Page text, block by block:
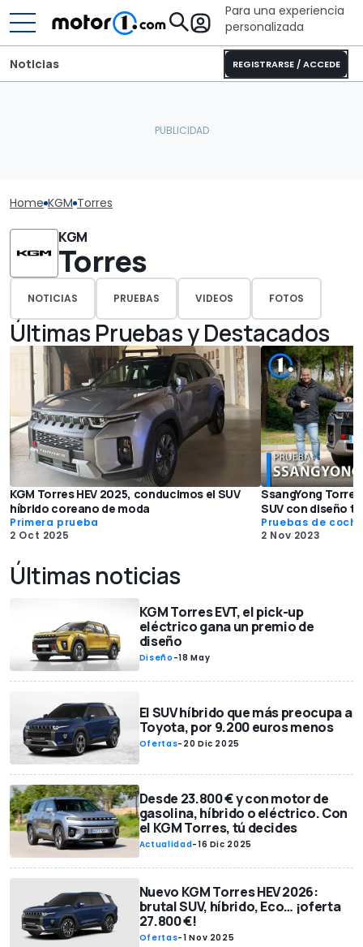
Para una experiencia
personalizada
REGISTRARSE / ACCEDE
Noticias
Home KGM Torres
KGM
Torres
NOTICIAS PRUEBAS VIDEOS FOTOS
Últimas Pruebas y Destacados
KGM Torres HEV 2025, conducimos el SUV
híbrido coreano de moda
Primera prueba
2 Oct 2025
SsangYong
SUV con diseño
Pruebas de
2 Nov 2023
Últimas noticias
KGM Torres EVT, el pick-up
eléctrico gana un premio de
diseño
Diseño -18 May
El SUV híbrido que más preocupa a
Toyota, por 9.200 euros menos
Ofertas- 20 Dic 2025
Desde 23.800 € y con motor de
gasolina, híbrido o eléctrico. Con
el KGM Torres, tú decides
Actualidad-16 Dic 2025
Nuevo KGM Torres HEV 2026:
brutal SUV, híbrido, Eco… ¡oferta
27.800 €!
Ofertas-1 Nov 2025